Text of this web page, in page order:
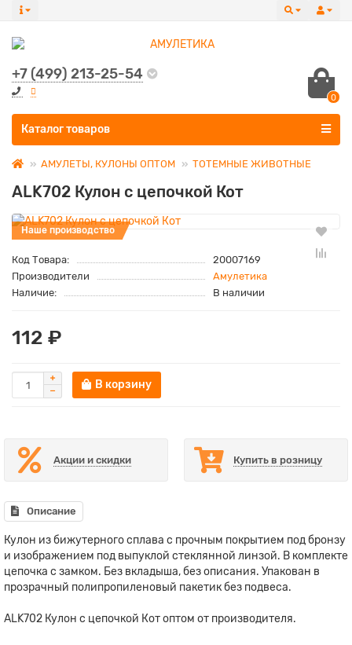
+7 (499) 213-25-54
0
Все категории
Каталог товаров
АМУЛЕТЫ, КУЛОНЫ ОПТОМ ТОТЕМНЫЕ ЖИВОТНЫЕ
ALK702 Кулон с цепочкой Кот
Наше производство
Код Товара:
20007169
Производители
Амулетика
Наличие:
В наличии
112 ₽
В корзину
Акции и скидки Купить в розницу
Описание
Кулон из бижутерного сплава с прочным покрытием под бронзу
и изображением под выпуклой стеклянной линзой. В комплекте
цепочка с замком. Без вкладыша, без описания. Упакован в
прозрачный полипропиленовый пакетик без подвеса.
ALK702 Кулон с цепочкой Кот оптом от производителя.